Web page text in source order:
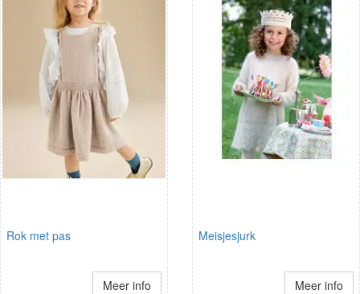
Rok met pas
Meer info
Meisjesjurk
Meer info